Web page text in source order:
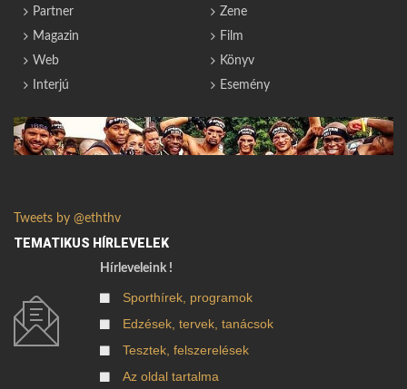
Partner
Magazin
Web
Interjú
Zene
Film
Könyv
Esemény
Tweets by @eththv
TEMATIKUS HÍRLEVELEK
Hírleveleink !
Sporthírek, programok
Edzések, tervek, tanácsok
Tesztek, felszerelések
Az oldal tartalma